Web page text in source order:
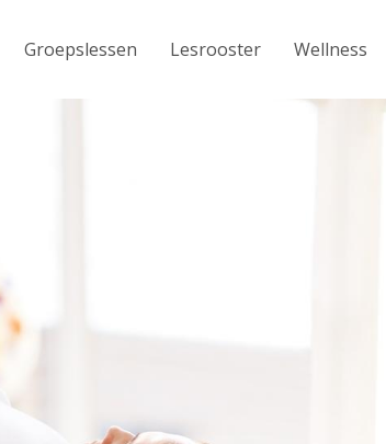
Groepslessen Lesrooster Wellness